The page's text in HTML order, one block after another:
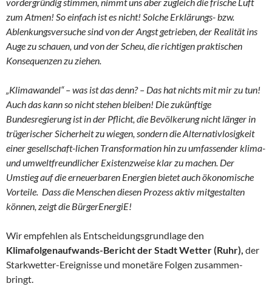
zum Atmen! So einfach ist es nicht! Solche Erklärungs- bzw.
Ablenkungsversuche sind von der Angst getrieben, der Realität ins
Auge zu schauen, und von der Scheu, die richtigen praktischen
Konsequenzen zu ziehen.
„Klimawandel“ – was ist das denn? – Das hat nichts mit mir zu tun!
Auch das kann so nicht stehen bleiben! Die zukünftige
Bundesregierung ist in der Pflicht, die Bevölkerung nicht länger in
trügerischer Sicherheit zu wiegen, sondern die Alternativlosigkeit
einer gesellschaft-lichen Transformation hin zu umfassender klima-
und umweltfreundlicher Existenzweise klar zu machen. Der
Umstieg auf die erneuerbaren Energien bietet auch ökonomische
Vorteile. Dass die Menschen diesen Prozess aktiv mitgestalten
können, zeigt die BürgerEnergiE!
Wir empfehlen als Entscheidungsgrundlage den
Klimafolgenaufwands-Bericht der Stadt Wetter (Ruhr), der
Starkwetter-Ereignisse und monetäre Folgen zusammen-
bringt.